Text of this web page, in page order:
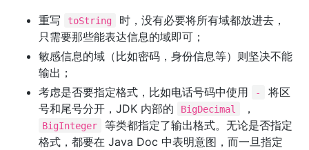
重写
toString
时，没有必要将所有域都放进去，
只需要那些能表达信息的域即可；
敏感信息的域（比如密码，身份信息等）则坚决不能
输出；
考虑是否要指定格式，比如电话号码中使用
-
将区
号和尾号分开，JDK 内部的
BigDecimal ，
BigInteger
等类都指定了输出格式。无论是否指定
格式，都要在 Java Doc 中表明意图，而一旦指定